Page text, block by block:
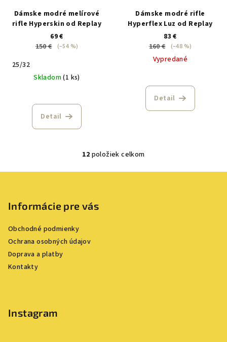
Dámske modré melírové
rifle Hyperskin od Replay
69 €
150 €
(–54 %)
25/32
Skladom(1 ks)
Detail
Dámske modré rifle
Hyperflex Luz od Replay
83 €
160 €
(–48 %)
Vypredané
Detail
O
v
12 položiek celkom
Informácie pre vás
Obchodné podmienky
Ochrana osobných údajov
Doprava a platby
Kontakty
Instagram